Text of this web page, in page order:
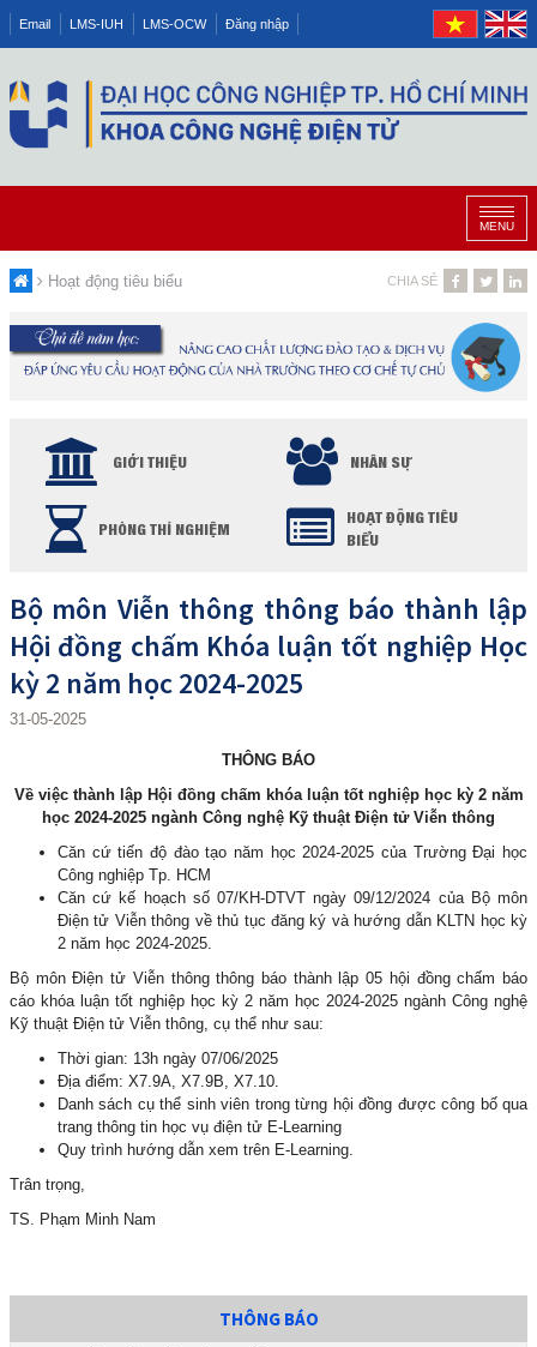
Email LMS-IUH LMS-OCW Đăng nhập
MENU
Hoạt động tiêu biểu CHIA SẺ
GIỚI THIỆU NHÂN SỰ
PHÒNG THÍ NGHIỆM
HOẠT ĐỘNG TIÊU
BIỂU
Bộ môn Viễn thông thông báo thành lập
Hội đồng chấm Khóa luận tốt nghiệp Học
kỳ 2 năm học 2024-2025
31-05-2025
THÔNG BÁO
Về việc thành lập Hội đồng chấm khóa luận tốt nghiệp học kỳ 2năm
học 2024-2025 ngành Công nghệ Kỹ thuật Điện tử Viễn thông
Căn cứ tiến độ đào tạo năm học 2024-2025 của Trường Đại học
Công nghiệp Tp. HCM
Căn cứ kế hoạch số 07/KH-DTVT ngày 09/12/2024 của Bộ môn
Điện tử Viễn thông về thủ tục đăng ký và hướng dẫn KLTN học kỳ
2 năm học 2024-2025.
Bộ môn Điện tử Viễn thông thông báo thành lập 05 hội đồng chấm báo
cáo khóa luận tốt nghiệp học kỳ 2 năm học 2024-2025 ngành Công nghệ
Kỹ thuật Điện tử Viễn thông, cụ thể như sau:
Thời gian: 13h ngày 07/06/2025
Địa điểm: X7.9A, X7.9B, X7.10.
Danh sách cụ thể sinh viên trong từng hội đồng được công bố qua
trang thông tin học vụ điện tử E-Learning
Quy trình hướng dẫn xem trên E-Learning.
Trân trọng,
TS. Phạm Minh Nam
THÔNG BÁO